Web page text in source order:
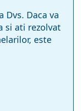
Daca va
si ati rezolvat
este